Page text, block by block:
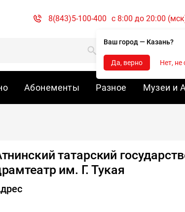
8(843)5-100-400 c 8:00 до 20:00
Ваш город — Казань?
Да, верно Нет, не
Абонементы Разное Музеи и
татарский
им. Г. Тукая